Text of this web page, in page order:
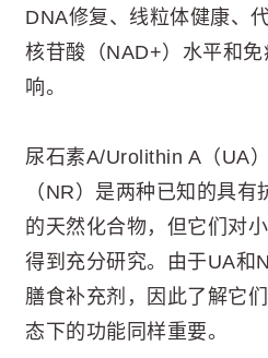
DNA修复、线粒体健康、
核苷酸（NAD+）水平和
响。
尿石素A/Urolithin A（UA
（NR）是两种已知的具
的天然化合物，但它们对
得到充分研究。由于UA和
膳食补充剂，因此了解它
态下的功能同样重要。